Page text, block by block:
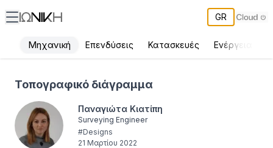
GR
Μηχανική Επενδύσεις Κατασκευές Ενέργεια
Τοπογραφικό διάγραμμα
Παναγιώτα Κιατίπη
Surveying Engineer
#Designs
21 Μαρτίου 2022